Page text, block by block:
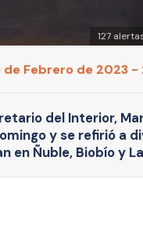
127
de Febrero de 2023 -
del Interior,
y se refirió a
en Ñuble, Biobío y